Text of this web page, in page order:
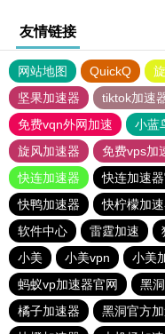
友情链接
网站地图 QuickQ
坚果加速器
tiktok加速
免费vqn外网加速
小蓝
旋风加速器
免费vps加
快连加速器
快连加速
快鸭加速器
快柠檬加
软件中心
雷霆加速
小美
小美vpn 小美
蚂蚁vp加速器官网
黑
橘子加速器
黑洞官方